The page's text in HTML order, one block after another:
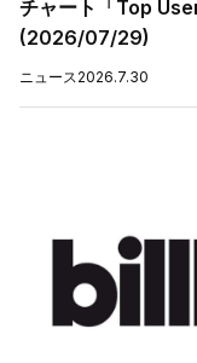
チャート「Top
(2026/07/29)
ニュース 2026.7.30